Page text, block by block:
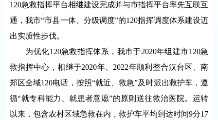
120急救指挥平台相继建设完成并与市指挥平台率先互联互
通，我市“市县一体、分级调度”的120指挥调度体系建设迈
出实质性步伐。
为优化120急救指挥体系，我市于2020年组建市120急
救指挥中心，相继于2020年、2022年顺利整合汉台区、南
郑区全域120电话，按照“就近、救急”及时派出救护车，遵
循“就专科能力、就患者意愿”的原则送往救治医院。运转
以来，包含农村区域急救在内，救护车平均到达时间9分17